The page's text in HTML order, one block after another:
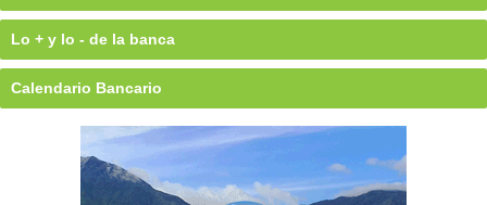
Lo + y lo - de la banca
Calendario Bancario